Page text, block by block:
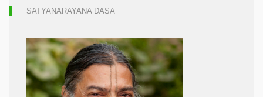
SATYANARAYANA DASA